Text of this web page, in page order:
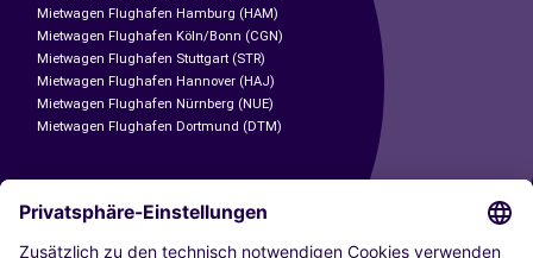
Mietwagen Flughafen Hamburg (HAM)
Mietwagen Flughafen Köln/Bonn (CGN)
Mietwagen Flughafen Stuttgart (STR)
Mietwagen Flughafen Hannover (HAJ)
Mietwagen Flughafen Nürnberg (NUE)
Mietwagen Flughafen Dortmund (DTM)
CARSHARING
UNSERE STÄDTE